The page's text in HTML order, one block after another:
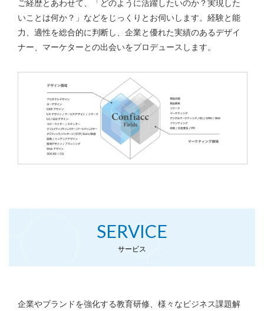
ご経歴とあわせて、
「どのように活躍したいのか？実現した
いことは何か？」などをじっくりとお伺いします。 経験と能
力、適性を総合的に判断し、企業と優れた実績のあるデザイ
ナー、マーケターとの出会いをプロデュースします。
SERVICE
サービス
企業やブランドを強化する教育研修、様々なビジネス課題解